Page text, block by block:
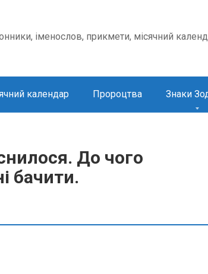
іменослов, прикмети, місячний
календар Пророцтва Знаки
До чого
бачити.